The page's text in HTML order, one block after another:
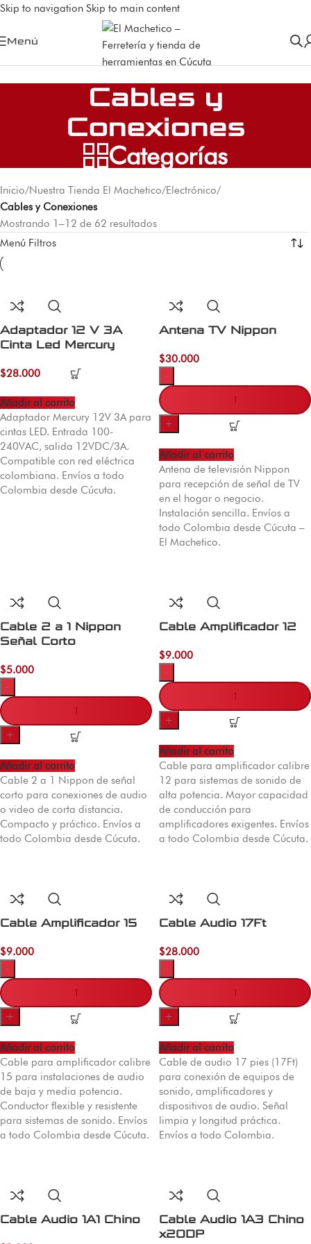
Skip to navigation Skip to main content
Menú
Cables y
Conexiones
Categorías
Inicio/Nuestra Tienda El Machetico/Electrónico/
Cables y Conexiones
Mostrando 1–12 de 62 resultados
Menú Filtros
Adaptador 12 V 3A
Cinta Led Mercury
$28.000
Añadir al carrito
Adaptador Mercury 12V 3A para
cintas LED. Entrada 100-
240VAC, salida 12VDC/3A.
Compatible con red eléctrica
colombiana. Envíos a todo
Colombia desde Cúcuta.
Antena TV Nippon
$30.000
-
+
Añadir al carrito
Antena de televisión Nippon
para recepción de señal de TV
en el hogar o negocio.
Instalación sencilla. Envíos a
todo Colombia desde Cúcuta –
El Machetico.
Cable 2 a 1 Nippon
Señal Corto
$5.000
-
+
Añadir al carrito
Cable 2 a 1 Nippon de señal
corto para conexiones de audio
o video de corta distancia.
Compacto y práctico. Envíos a
todo Colombia desde Cúcuta.
Cable Amplificador 12
$9.000
-
+
Añadir al carrito
Cable para amplificador calibre
12 para sistemas de sonido de
alta potencia. Mayor capacidad
de conducción para
amplificadores exigentes. Envíos
a todo Colombia desde Cúcuta.
Cable Amplificador 15
$9.000
-
+
Añadir al carrito
Cable para amplificador calibre
15 para instalaciones de audio
de baja y media potencia.
Conductor flexible y resistente
para sistemas de sonido. Envíos
a todo Colombia desde Cúcuta.
Cable Audio 17Ft
$28.000
-
+
Añadir al carrito
Cable de audio 17 pies (17Ft)
para conexión de equipos de
sonido, amplificadores y
dispositivos de audio. Señal
limpia y longitud práctica.
Envíos a todo Colombia.
Cable Audio 1A1 Chino
Cable Audio 1A3 Chino
x20DP